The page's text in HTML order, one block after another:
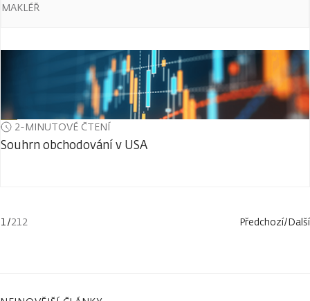
MAKLÉŘ
2-MINUTOVÉ ČTENÍ
Souhrn obchodování v USA
1/212 Předchozí/Další